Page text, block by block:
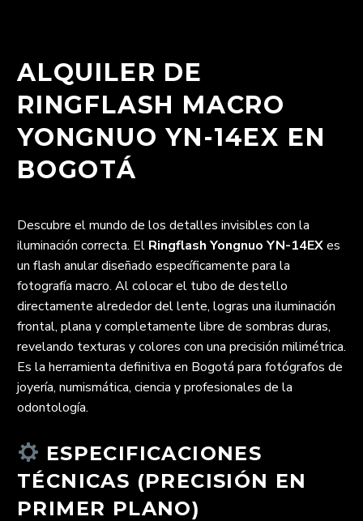
ALQUILER DE
RINGFLASH MACRO
YONGNUO YN-14EX EN
BOGOTÁ
Descubre el mundo de los detalles invisibles con la
iluminación correcta. El Ringflash Yongnuo YN-14EXes
un flash anular diseñado específicamente para la
fotografía macro. Al colocar el tubo de destello
directamente alrededor del lente, logras una iluminación
frontal, plana y completamente libre de sombras duras,
revelando texturas y colores con una precisión milimétrica.
Es la herramienta definitiva en Bogotá para fotógrafos de
joyería, numismática, ciencia y profesionales de la
odontología.
ESPECIFICACIONES
TÉCNICAS (PRECISIÓN EN
PRIMER PLANO)